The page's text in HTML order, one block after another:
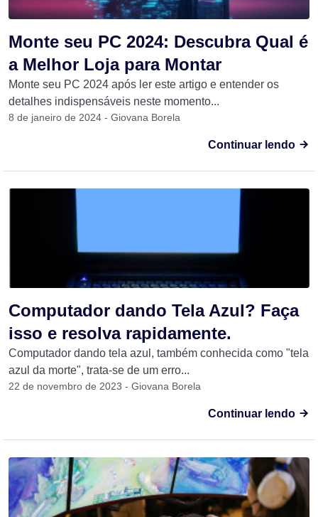
Monte seu PC 2024: Descubra Qual é
a Melhor Loja para Montar
Monte seu PC 2024 após ler este artigo e entender os
detalhes indispensáveis neste momento...
8 de janeiro de 2024 - Giovana Borela
Continuar lendo
Computador dando Tela Azul? Faça
isso e resolva rapidamente.
Computador dando tela azul, também conhecida como "tela
azul da morte", trata-se de um erro...
22 de novembro de 2023 - Giovana Borela
Continuar lendo